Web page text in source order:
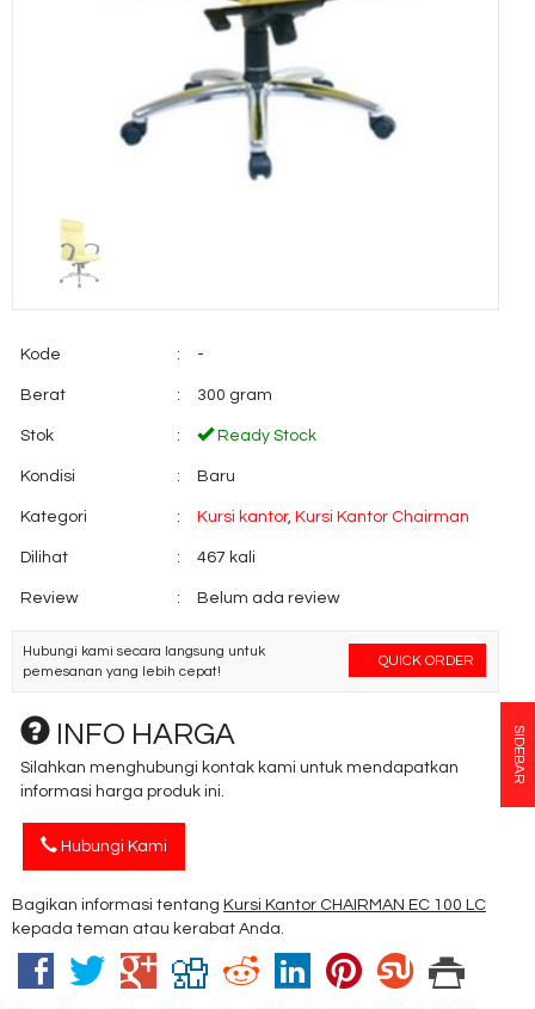
Kode : -
Berat : 300 gram
Stok : Ready Stock
Kondisi : Baru
Kategori : Kursi kantor, Kursi Kantor Chairman
Dilihat : 467 kali
Review : Belum ada review
QUICK ORDER
Hubungi kami secara langsung untuk
pemesanan yang lebih cepat!
INFO HARGA
Silahkan menghubungi kontak kami untuk mendapatkan
informasi harga produk ini.
Hubungi Kami
Bagikan informasi tentang Kursi Kantor CHAIRMAN EC 100 LC
kepada teman atau kerabat Anda.
SIDEBAR